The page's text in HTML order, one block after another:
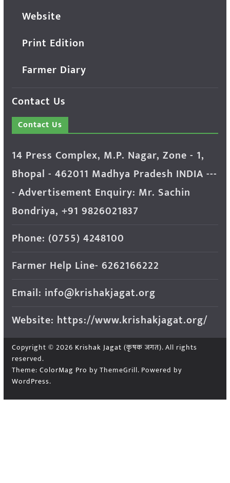
Website
Print Edition
Farmer Diary
Contact Us
Contact Us
14 Press Complex, M.P. Nagar, Zone - 1,
Bhopal - 462011 Madhya Pradesh INDIA ---
- Advertisement Enquiry: Mr. Sachin
Bondriya, +91 9826021837
Phone: (0755) 4248100
Farmer Help Line- 6262166222
Email: info@krishakjagat.org
Website: https://www.krishakjagat.org/
Copyright © 2026 Krishak Jagat (कृषक जगत). All rights
reserved.
Theme: ColorMag Pro by ThemeGrill. Powered by
WordPress.